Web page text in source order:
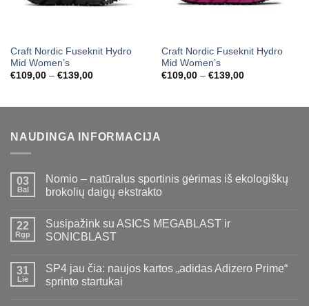
Craft Nordic Fuseknit Hydro
Mid Women’s
€109,00 – €139,00Price
Craft Nordic Fuseknit Hydro
Mid Women’s
€109,00 – €139,00Price
NAUDINGA INFORMACIJA
03
Bal
Nomio – natūralus sportinis gėrimas iš ekologiškų
brokolių daigų ekstrakto
22
Rgp
Susipažink su ASICS MEGABLAST ir
SONICBLAST
31
Lie
SP4 jau čia: naujos kartos „adidas Adizero Prime“
sprinto startukai